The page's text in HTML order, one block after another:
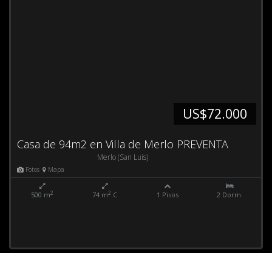
US$72.000
Casa de 94m2 en Villa de Merlo PREVENTA
Merlo (San Luis)
Fotos Mapa
500 m2 74 m2.C 1 Pisos 2 Dorm.